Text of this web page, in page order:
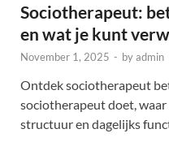
Sociotherapeut:
en wat je kunt
November 1, 2025 - byadmin
Ontdek sociotherapeut
sociotherapeut doet, waar
structuur en dagelijks